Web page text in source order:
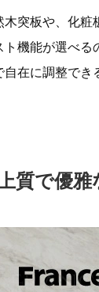
木突板や、化粧
ト機能が選べ
自在に調整でき
質で優